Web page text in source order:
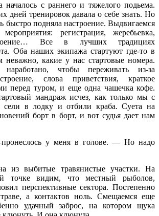
началось с раннего и тяжелого подьема.
дней тренировок давала о себе знать. Но
быстро подняла настроение. Выдвигаемся
регистрация, жеребьевка,
Все в лучших традициях
Оба наших экипажа стартуют где-то в
неважно, какие у нас стартовые номера.
чтобы переживать из-за
слова приветствия, краткое
перед туром, и еще одна чашечка кофе.
мандраж исчез, как только мы с
в лодку и отбили краба. Суета на
борт в борт, и вот судья дает нам
у меня в голове. — Но надо
из выбитые травянистые участки. На
точке видим, что местный рыболов,
перспективные сектора. Постепенно
а контактов ноль. Смещаемся еще
удачный заброс, на котором щука